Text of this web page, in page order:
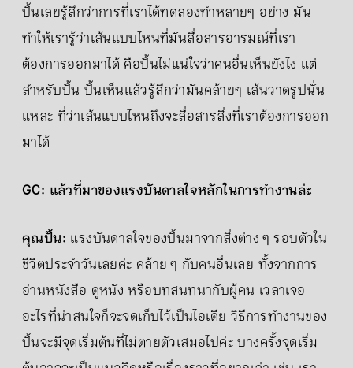
ปั้นเลยรู้สึกว่าการที่เราได้ทดลองทำหลายๆ อย่าง มัน
ทำให้เรารู้ว่าเส้นแบบไหนที่มันสื่อสารอารมณ์ที่เรา
ต้องการออกมาได้ คือปั้นไม่แน่ใจว่าคนอื่นเห็นยังไง แต่
สำหรับปั้น ปั้นเห็นแล้วรู้สึกว่ามันคล้ายๆ เส้นวาดรูปนั่น
แหละ ที่ว่าเส้นแบบไหนถึงจะสื่อสารสิ่งที่เราต้องการออก
มาได้
GC: แล้วที่มาของแรงบันดาลใจหลักในการทำงานล่ะ
คุณปั้น: แรงบันดาลใจของปั้นมาจากสิ่งต่าง ๆ รอบตัวใน
ชีวิตประจำวันเลยค่ะ คล้าย ๆ กับคนอื่นเลย ทั้งจากการ
อ่านหนังสือ ดูหนัง หรือบทสนทนากับผู้คน เวลาเจอ
อะไรที่น่าสนใจก็จะจดเก็บไว้เป็นไอเดีย วิธีการทำงานของ
ปั้นจะมีจุดเริ่มต้นที่ไม่ตายตัวเสมอไปค่ะ บางครั้งจุดเริ่ม